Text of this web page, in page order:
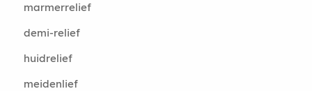
marmerrelief
demi-relief
huidrelief
meidenlief